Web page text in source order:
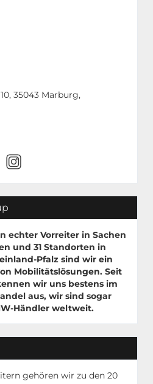
35043 Marburg,
echter Vorreiter in Sachen
und 31 Standorten in
Pfalz sind wir ein
Mobilitätslösungen. Seit
wir uns bestens im
aus, wir sind sogar
Händler weltweit.
gehören wir zu den 20